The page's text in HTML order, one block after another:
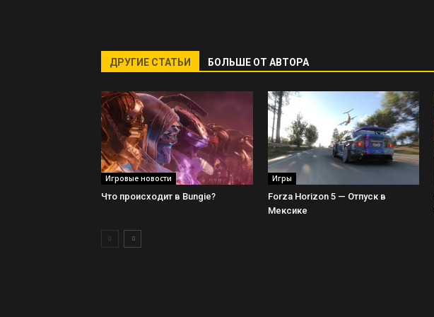
ДРУГИЕ СТАТЬИ БОЛЬШЕ ОТ АВТОРА
Игровые новости
Что происходит в Bungie?
Игры
Forza Horizon 5 — Отпуск в
Мексике